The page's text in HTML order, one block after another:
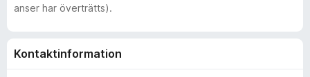
anser har överträtts).
Kontaktinformation